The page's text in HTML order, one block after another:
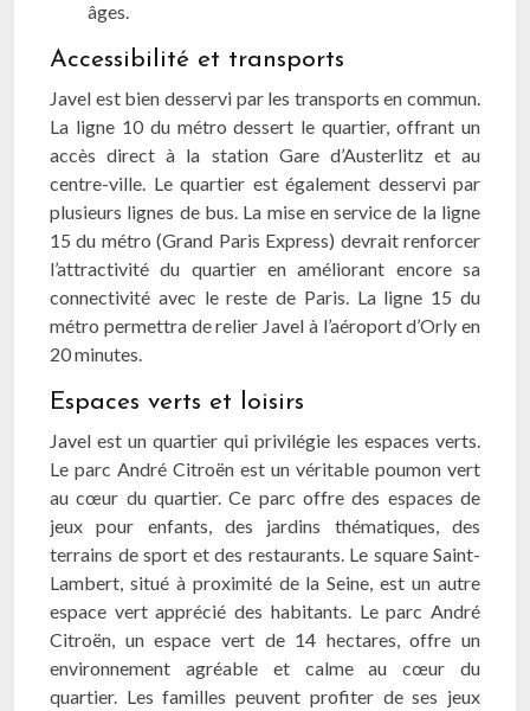
âges.
Accessibilité et transports
Javel est bien desservi par les transports en commun.
La ligne 10 du métro dessert le quartier, offrant un
accès direct à la station Gare d’Austerlitz et au
centre-ville. Le quartier est également desservi par
plusieurs lignes de bus. La mise en service de la ligne
15 du métro (Grand Paris Express) devrait renforcer
l’attractivité du quartier en améliorant encore sa
connectivité avec le reste de Paris. La ligne 15 du
métro permettra de relier Javel à l’aéroport d’Orly en
20 minutes.
Espaces verts et loisirs
Javel est un quartier qui privilégie les espaces verts.
Le parc André Citroën est un véritable poumon vert
au cœur du quartier. Ce parc offre des espaces de
jeux pour enfants, des jardins thématiques, des
terrains de sport et des restaurants. Le square Saint-
Lambert, situé à proximité de la Seine, est un autre
espace vert apprécié des habitants. Le parc André
Citroën, un espace vert de 14 hectares, offre un
environnement agréable et calme au cœur du
quartier. Les familles peuvent profiter de ses jeux